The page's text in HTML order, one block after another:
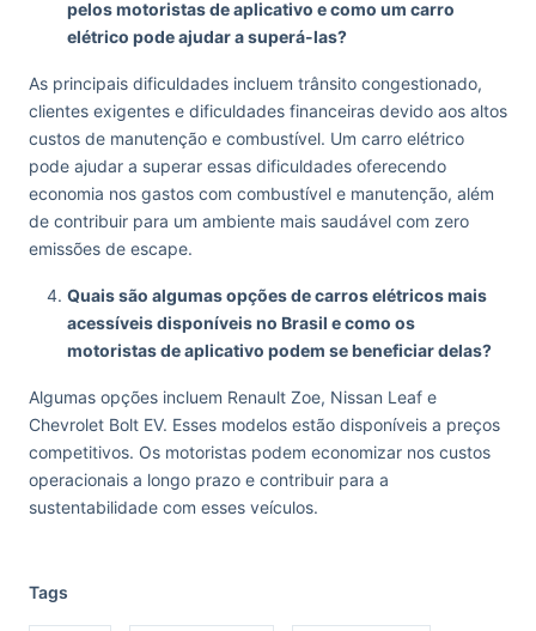
pelos motoristas de aplicativo e como um carro
elétrico pode ajudar a superá-las?
As principais dificuldades incluem trânsito congestionado,
clientes exigentes e dificuldades financeiras devido aos altos
custos de manutenção e combustível. Um carro elétrico
pode ajudar a superar essas dificuldades oferecendo
economia nos gastos com combustível e manutenção, além
de contribuir para um ambiente mais saudável com zero
emissões de escape.
Quais são algumas opções de carros elétricos mais
acessíveis disponíveis no Brasil e como os
motoristas de aplicativo podem se beneficiar delas?
Algumas opções incluem Renault Zoe, Nissan Leaf e
Chevrolet Bolt EV. Esses modelos estão disponíveis a preços
competitivos. Os motoristas podem economizar nos custos
operacionais a longo prazo e contribuir para a
sustentabilidade com esses veículos.
Tags